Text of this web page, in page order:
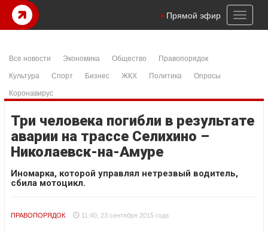
Toggle
Прямой эфир
Все новости Экономика Общество
Правопорядок
Культура
Спорт Бизнес ЖКХ Политика
Опросы
Коронавирус
Три человека погибли в результате
аварии на трассе Селихино –
Николаевск-на-Амуре
Иномарка, которой управлял нетрезвый водитель,
сбила мотоцикл.
ПРАВОПОРЯДОК 11:40, 23 сентября 2015 года